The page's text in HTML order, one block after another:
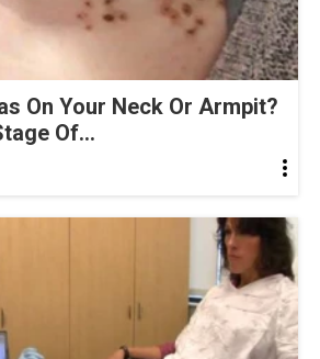
On Your Neck Or Armpit?
Of...